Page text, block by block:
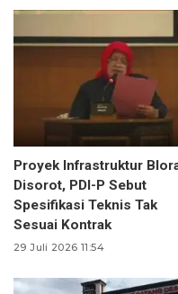
Proyek Infrastruktur
Disorot, PDI-P Sebut
Spesifikasi Teknis Tak
Sesuai Kontrak
29 Juli 2026 11:54